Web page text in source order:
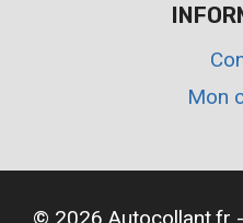
Mon